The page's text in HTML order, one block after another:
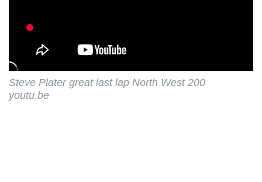
Steve Plater great last lap North West 200
youtu.be